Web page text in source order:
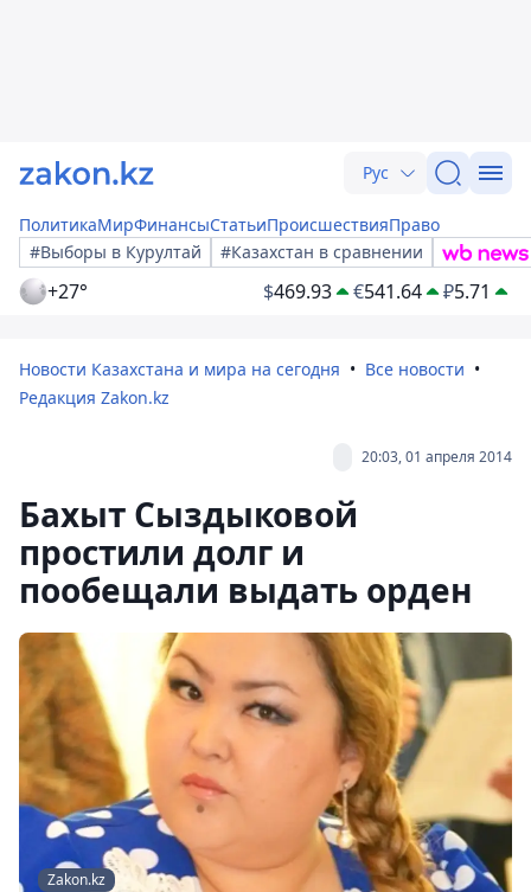
Рус
ПолитикаМирФинансыСтатьиПроисшествияПраво
#Выборы в Курултай
#Казахстан в сравнении
+27° $469.93 €541.64 ₽5.71
Новости Казахстана и мира на сегодня
Все новости
Редакция Zakon.kz
20:03, 01 апреля 2014
Бахыт Сыздыковой
простили долг и
пообещали выдать орден
Zakon.kz